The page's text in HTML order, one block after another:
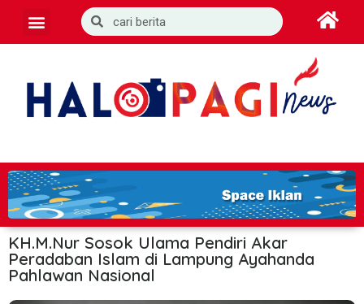
KH.M.Nur Sosok Ulama Pendiri Akar
Peradaban Islam di Lampung Ayahanda
Pahlawan Nasional